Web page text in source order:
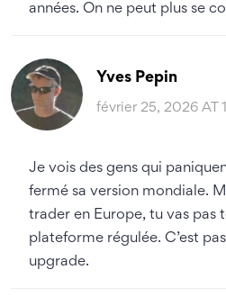
années. On ne peut plus se
Yves Pepin
février 25, 2026 AT
Je vois des gens qui
fermé sa version mondiale.
trader en Europe, tu vas pas
plateforme régulée. C’est
upgrade.